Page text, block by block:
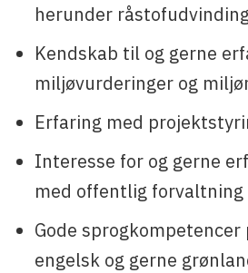
herunder
Kendskab til og gerne
miljøvurderinger og
Erfaring med
Interesse for og gerne
med offentlig
Gode sprogkompetencer
engelsk og gerne